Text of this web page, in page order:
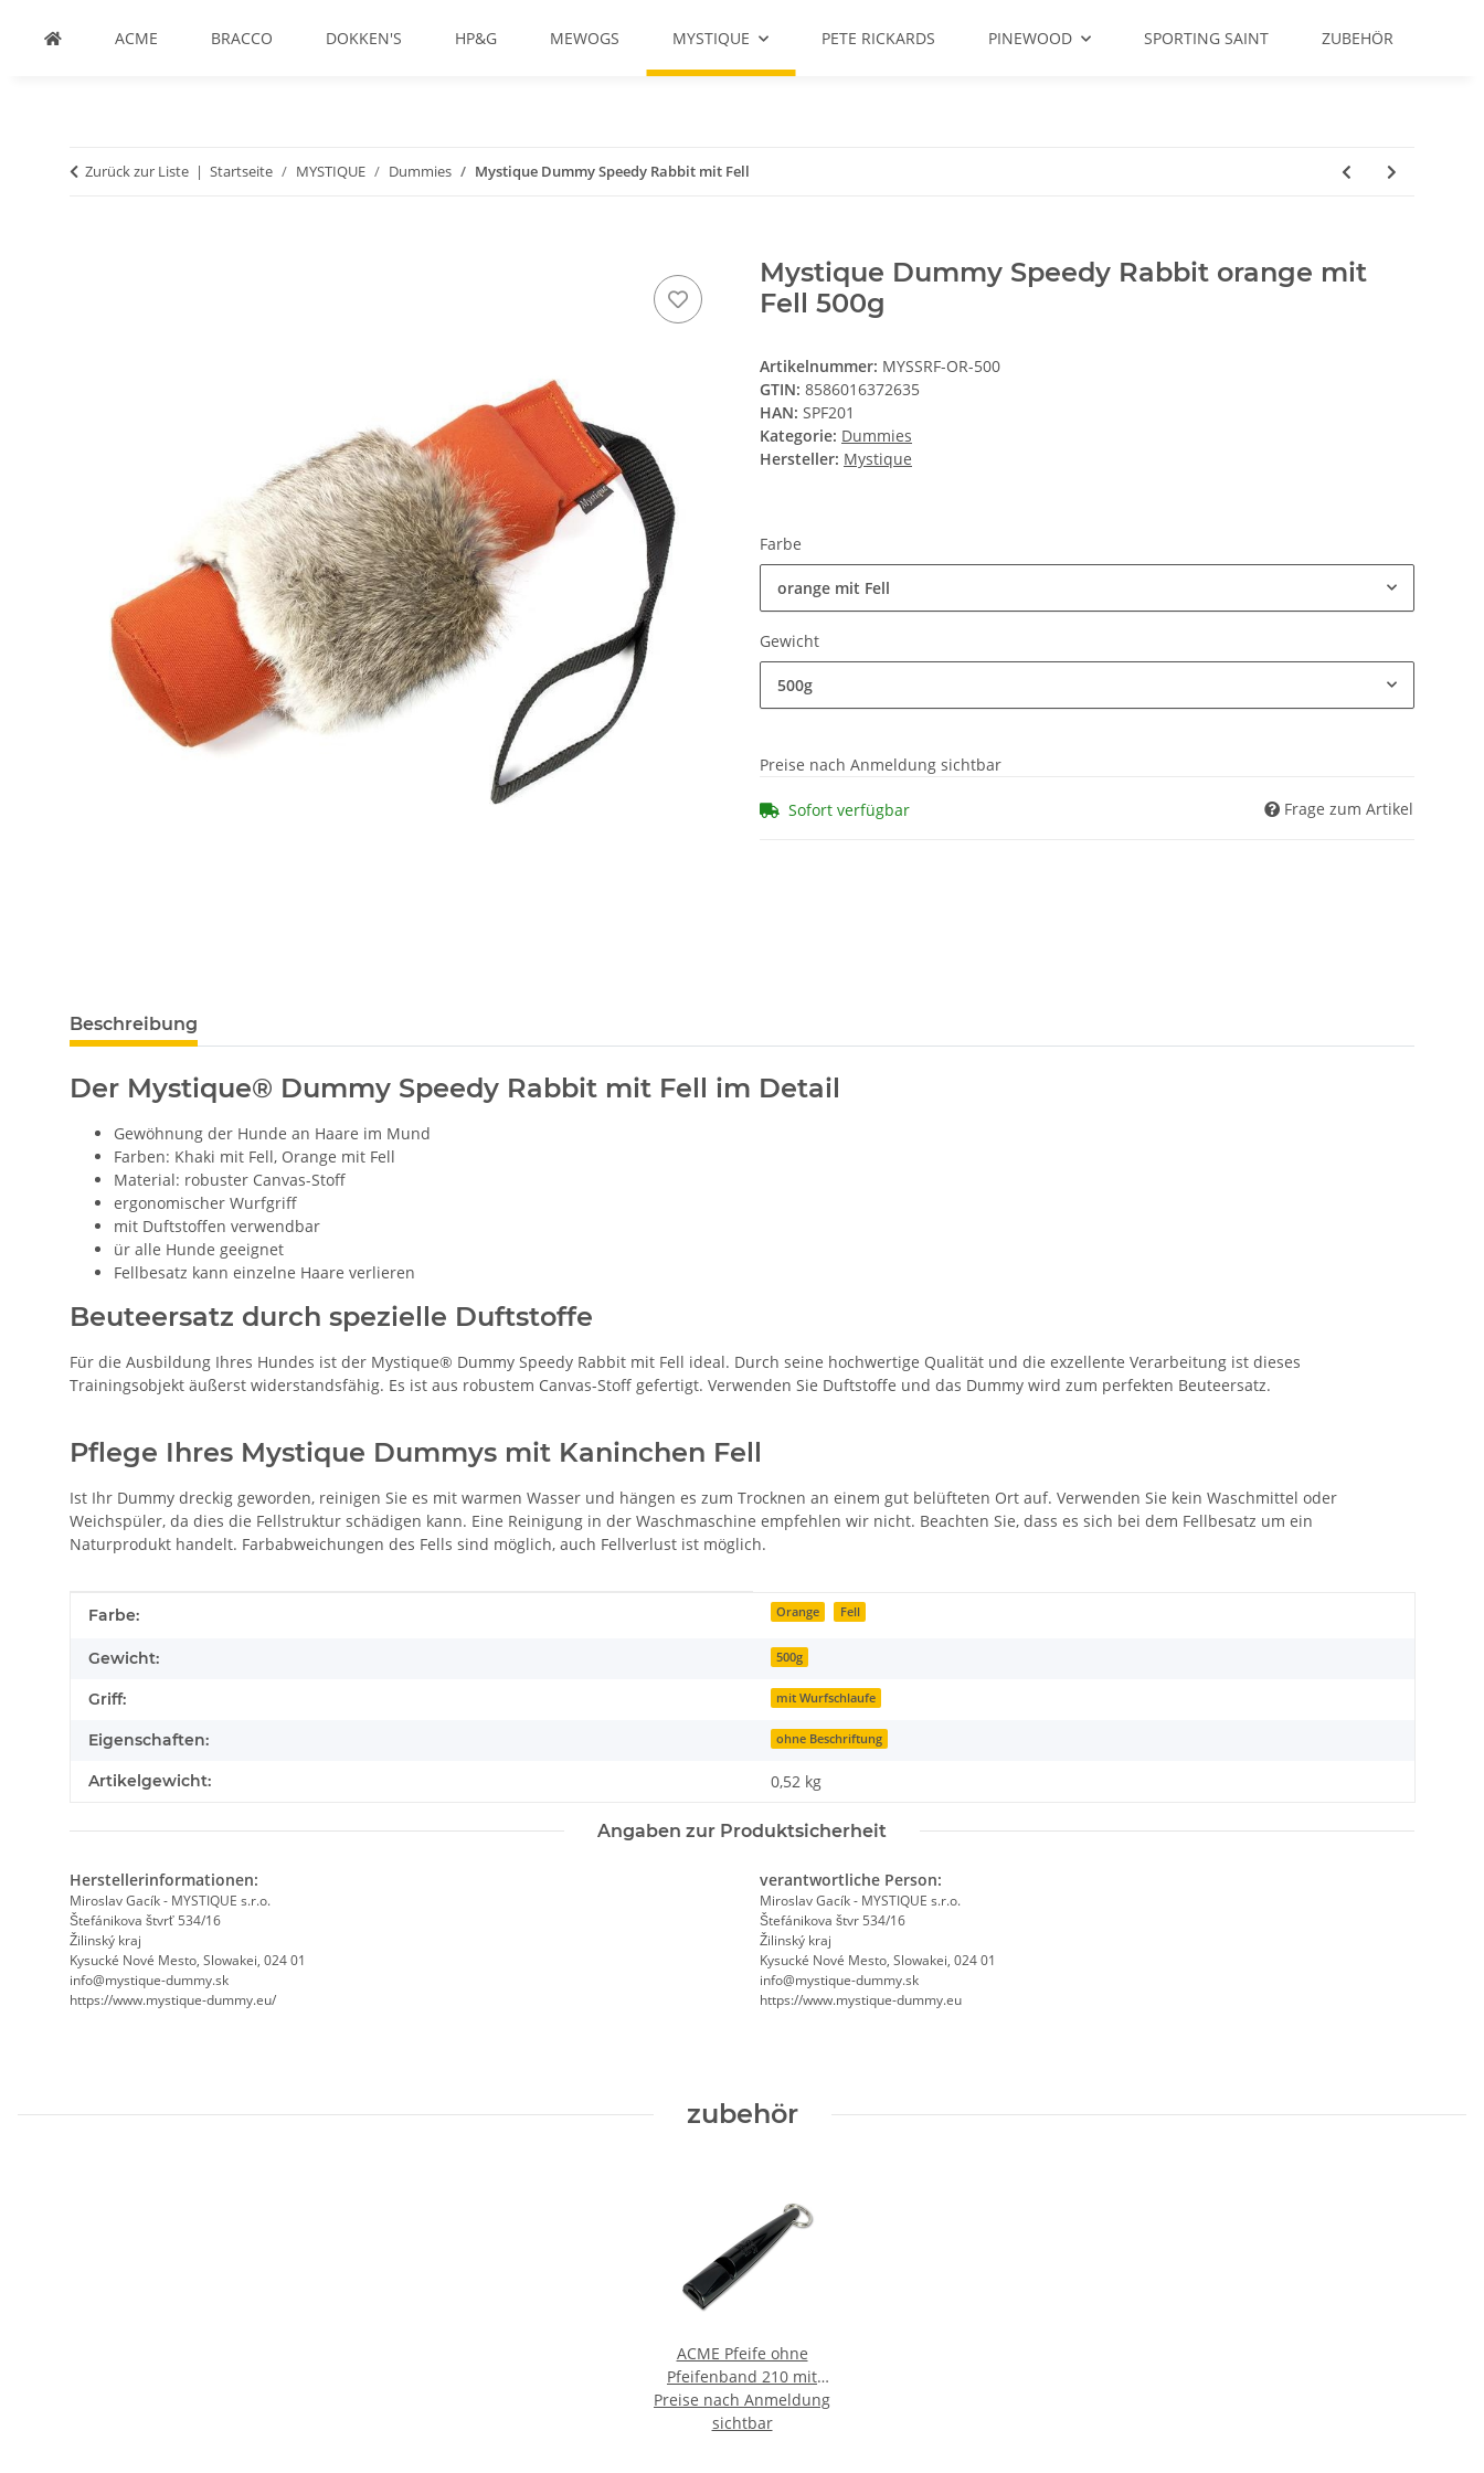
ACME BRACCO DOKKEN'S HP&G MEWOGS MYSTIQUE PETE RICKARDS PINEWOOD SPORTING SAINT ZUBEHÖR
Zurück zur Liste Startseite MYSTIQUE Dummies Mystique Dummy Speedy Rabbit mit Fell
Mystique Dummy Speedy Rabbit orange mit
Fell 500g
Artikelnummer: MYSSRF-OR-500
GTIN: 8586016372635
HAN: SPF201
Kategorie: Dummies
Hersteller: Mystique
Farbe
orange mit Fell
Gewicht
500g
Preise nach Anmeldung sichtbar
Sofort verfügbar Frage zum Artikel
Beschreibung
Der Mystique® Dummy Speedy Rabbit mit Fell im Detail
Gewöhnung der Hunde an Haare im Mund
Farben: Khaki mit Fell, Orange mit Fell
Material: robuster Canvas-Stoff
ergonomischer Wurfgriff
mit Duftstoffen verwendbar
ür alle Hunde geeignet
Fellbesatz kann einzelne Haare verlieren
Beuteersatz durch spezielle Duftstoffe
Für die Ausbildung Ihres Hundes ist der Mystique® Dummy Speedy Rabbit mit Fell ideal. Durch seine hochwertige Qualität und die exzellente Verarbeitung ist dieses
Trainingsobjekt äußerst widerstandsfähig. Es ist aus robustem Canvas-Stoff gefertigt. Verwenden Sie Duftstoffe und das Dummy wird zum perfekten Beuteersatz.
Pflege Ihres Mystique Dummys mit Kaninchen Fell
Ist Ihr Dummy dreckig geworden, reinigen Sie es mit warmen Wasser und hängen es zum Trocknen an einem gut belüfteten Ort auf. Verwenden Sie kein Waschmittel oder
Weichspüler, da dies die Fellstruktur schädigen kann. Eine Reinigung in der Waschmaschine empfehlen wir nicht. Beachten Sie, dass es sich bei dem Fellbesatz um ein
Naturprodukt handelt. Farbabweichungen des Fells sind möglich, auch Fellverlust ist möglich.
Produkteigenschaft
Wert
Farbe: Orange Fell
Gewicht: 500g
Griff: mit Wurfschlaufe
Eigenschaften: ohne Beschriftung
Artikelgewicht: 0,52 kg
Angaben zur Produktsicherheit
Herstellerinformationen:
Miroslav Gacík - MYSTIQUE s.r.o.
Štefánikova štvrť 534/16
Žilinský kraj
Kysucké Nové Mesto, Slowakei, 024 01
info@mystique-dummy.sk
https://www.mystique-dummy.eu/
verantwortliche Person:
Miroslav Gacík - MYSTIQUE s.r.o.
Štefánikova štvr 534/16
Žilinský kraj
Kysucké Nové Mesto, Slowakei, 024 01
info@mystique-dummy.sk
https://www.mystique-dummy.eu
zubehör
ACME Pfeife ohne
Pfeifenband 210 mit
Triller schwarz
Preise nach Anmeldung
sichtbar